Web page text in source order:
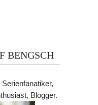
BENGSCH
Blogger.